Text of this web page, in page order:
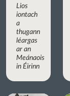
Lios
iontach
a
thugann
léargas
ar an
Meánaois
in Éirinn